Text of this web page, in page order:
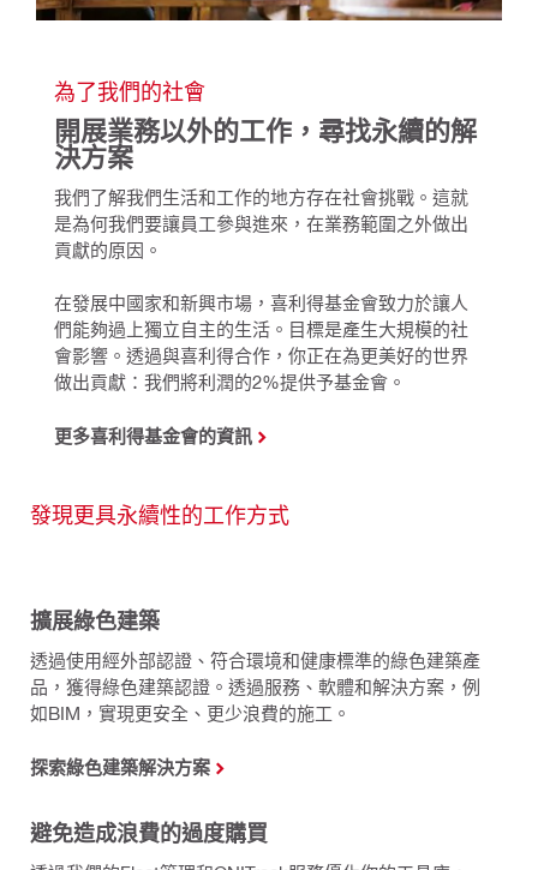
為了我們的社會
開展業務以外的工作，尋找永續的解
決方案
我們了解我們生活和工作的地方存在社會挑戰。這就
是為何我們要讓員工參與進來，在業務範圍之外做出
貢獻的原因。
在發展中國家和新興市場，喜利得基金會致力於讓人
們能夠過上獨立自主的生活。目標是產生大規模的社
會影響。透過與喜利得合作，你正在為更美好的世界
做出貢獻：我們將利潤的2%提供予基金會。
更多喜利得基金會的資訊
發現更具永續性的工作方式
擴展綠色建築
透過使用經外部認證、符合環境和健康標準的綠色建築產
品，獲得綠色建築認證。透過服務、軟體和解決方案，例
如BIM，實現更安全、更少浪費的施工。
探索綠色建築解決方案
避免造成浪費的過度購買